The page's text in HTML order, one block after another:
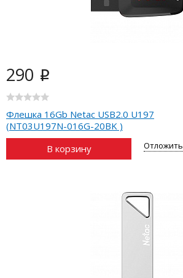
290 i
Флешка 16Gb Netac USB2.0 U197
(NT03U197N-016G-20BK )
В корзину
Отложить